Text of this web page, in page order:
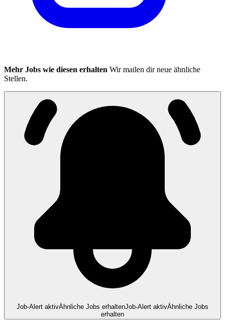
Mehr Jobs wie diesen erhalten Wir mailen dir neue ähnliche
Stellen.
Job-Alert aktivÄhnliche Jobs erhaltenJob-Alert aktivÄhnliche Jobs
erhalten